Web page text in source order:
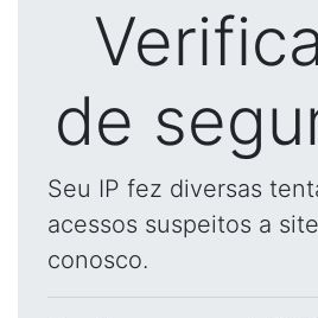
de
Seu IP fez diversas
acessos suspeitos a
conosco.